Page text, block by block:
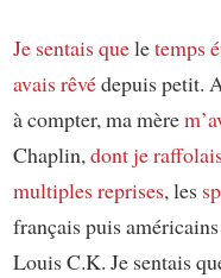
Je sentais queletemps
avais rêvédepuis petit.
à compter, ma mère
Chaplin,dont je
multiples reprises, les
français puis
Louis C.K. Je sentais